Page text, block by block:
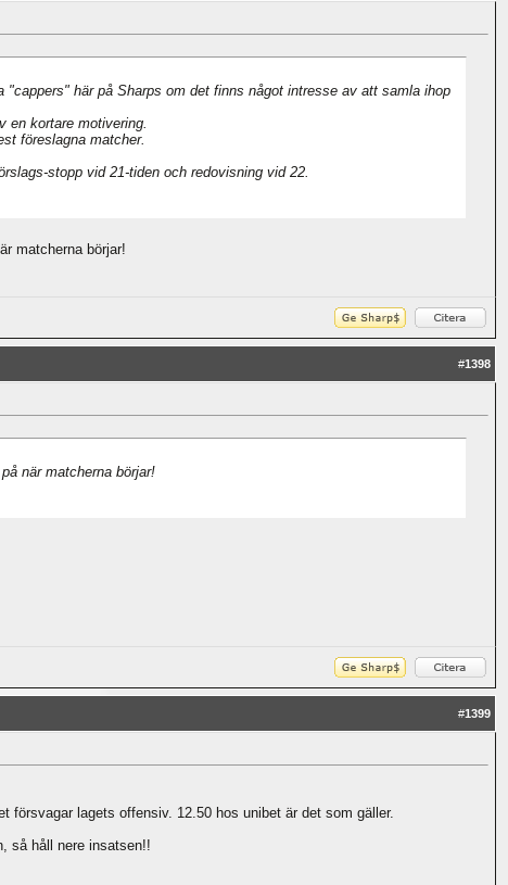
här på Sharps om det finns något intresse av att samla ihop
kortare motivering.
föreslagna matcher.
stopp vid 21-tiden och redovisning vid 22.
matcherna börjar!
#1398
när matcherna börjar!
#1399
försvagar lagets offensiv. 12.50 hos unibet är det som gäller.
så håll nere insatsen!!